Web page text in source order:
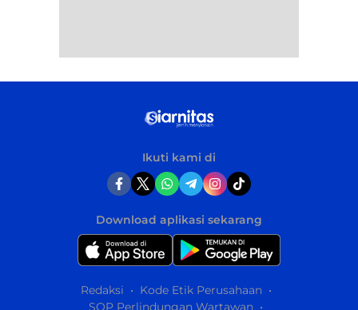
Ikuti kami di
Download aplikasi sekarang
Redaksi
Kode Etik Perusahaan
SOP Perlindungan Wartawan